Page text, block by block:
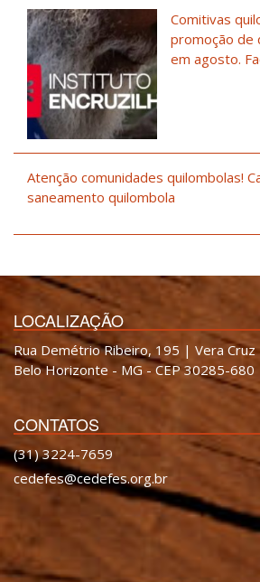
Comitivas
promoção de
em agosto.
Atenção comunidades quilombolas!
saneamento quilombola
LOCALIZAÇÃO
Rua Demétrio Ribeiro, 195 | Vera Cruz
Belo Horizonte - MG - CEP 30285-680
CONTATOS
(31) 3224-7659
cedefes@cedefes.org.br